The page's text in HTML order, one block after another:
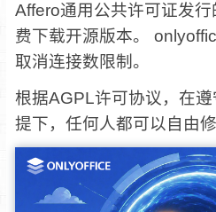
Affero通用公共许可证发
费下载开源版本。
取消连接数限制。
根据AGPL许可协议，在
提下，任何人都可以自由